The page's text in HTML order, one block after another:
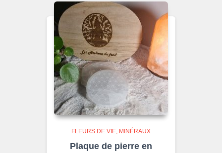
FLEURS DE VIE MINÉRAUX
Plaque de pierre en